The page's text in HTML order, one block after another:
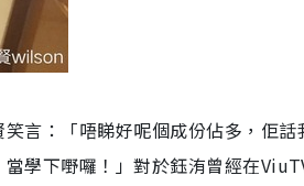
言：「唔睇好呢個成份佔多，佢話
學下嘢囉！」對於鈺洧曾經在